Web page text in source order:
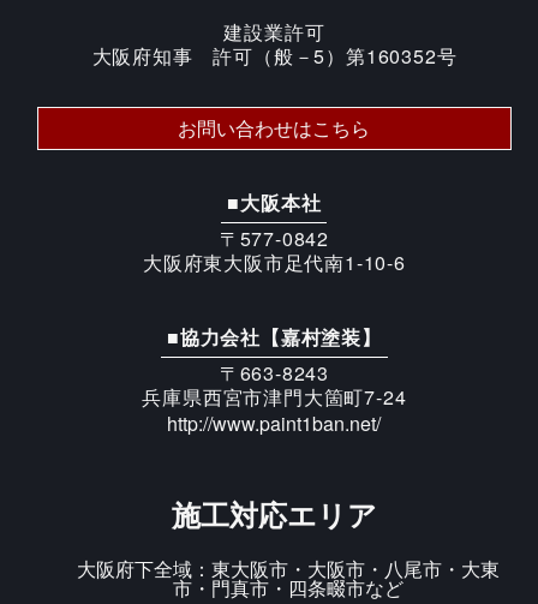
建設業許可
大阪府知事 許可（般－5）第160352号
お問い合わせはこちら
■大阪本社
〒577-0842
大阪府東大阪市足代南1-10-6
■協力会社【嘉村塗装】
〒663-8243
兵庫県西宮市津門大箇町7-24
http://www.paint1ban.net/
施工対応エリア
大阪府下全域：東大阪市・大阪市・八尾市・大東
市・門真市・四条畷市など